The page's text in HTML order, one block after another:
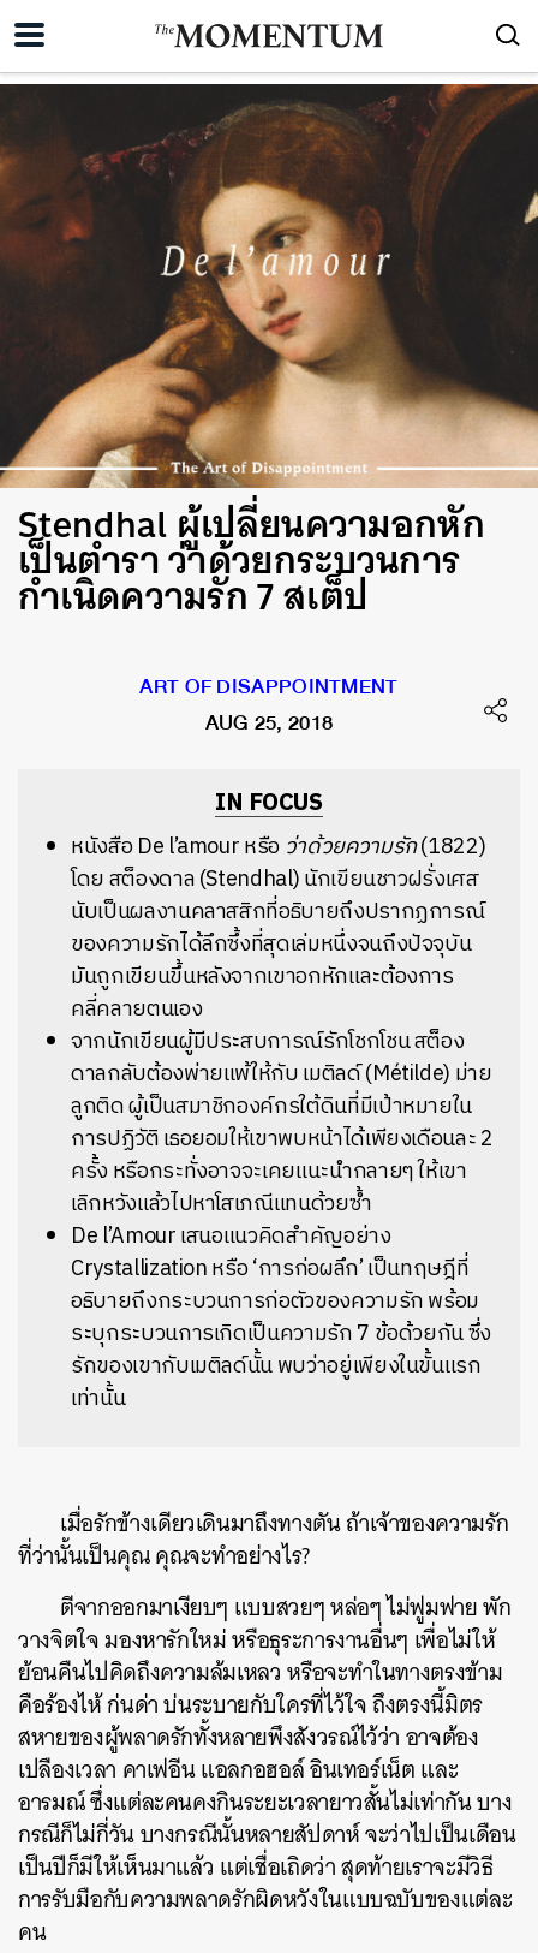
Stendhal ผู้เปลี่ยนความอกหัก
เป็นตำรา ว่าด้วยกระบวนการ
กำเนิดความรัก 7 สเต็ป
ART OF DISAPPOINTMENT
AUG 25, 2018
IN FOCUS
หนังสือ De l’amour หรือ ว่าด้วยความรัก(1822)
โดย สต็องดาล (Stendhal) นักเขียนชาวฝรั่งเศส
นับเป็นผลงานคลาสสิกที่อธิบายถึงปรากฏการณ์
ของความรักได้ลึกซึ้งที่สุดเล่มหนึ่งจนถึงปัจจุบัน
มันถูกเขียนขึ้นหลังจากเขาอกหักและต้องการ
คลี่คลายตนเอง
จากนักเขียนผู้มีประสบการณ์รักโชกโชน สต็อง
ดาลกลับต้องพ่ายแพ้ให้กับ เมติลด์ (Métilde) ม่าย
ลูกติด ผู้เป็นสมาชิกองค์กรใต้ดินที่มีเป้าหมายใน
การปฏิวัติ เธอยอมให้เขาพบหน้าได้เพียงเดือนละ 2
ครั้ง หรือกระทั่งอาจจะเคยแนะนำกลายๆ ให้เขา
เลิกหวังแล้วไปหาโสเภณีแทนด้วยซ้ำ
De l’Amour เสนอแนวคิดสำคัญอย่าง
Crystallization หรือ ‘การก่อผลึก’ เป็นทฤษฎีที่
อธิบายถึงกระบวนการก่อตัวของความรัก พร้อม
ระบุกระบวนการเกิดเป็นความรัก 7 ข้อด้วยกัน ซึ่ง
รักของเขากับเมติลด์นั้น พบว่าอยู่เพียงในขั้นแรก
เท่านั้น
เมื่อรักข้างเดียวเดินมาถึงทางตัน ถ้าเจ้าของความรัก
ที่ว่านั้นเป็นคุณ คุณจะทำอย่างไร?
ตีจากออกมาเงียบๆ แบบสวยๆ หล่อๆ ไม่ฟูมฟาย พัก
วางจิตใจ มองหารักใหม่ หรือธุระการงานอื่นๆ เพื่อไม่ให้
ย้อนคืนไปคิดถึงความล้มเหลว หรือจะทำในทางตรงข้าม
คือร้องไห้ ก่นด่า บ่นระบายกับใครที่ไว้ใจ ถึงตรงนี้มิตร
สหายของผู้พลาดรักทั้งหลายพึงสังวรณ์ไว้ว่า อาจต้อง
เปลืองเวลา คาเฟอีน แอลกอฮอล์ อินเทอร์เน็ต และ
อารมณ์ ซึ่งแต่ละคนคงกินระยะเวลายาวสั้นไม่เท่ากัน บาง
กรณีก็ไม่กี่วัน บางกรณีนั้นหลายสัปดาห์ จะว่าไปเป็นเดือน
เป็นปีก็มีให้เห็นมาแล้ว แต่เชื่อเถิดว่า สุดท้ายเราจะมีวิธี
การรับมือกับความพลาดรักผิดหวังในแบบฉบับของแต่ละ
คน